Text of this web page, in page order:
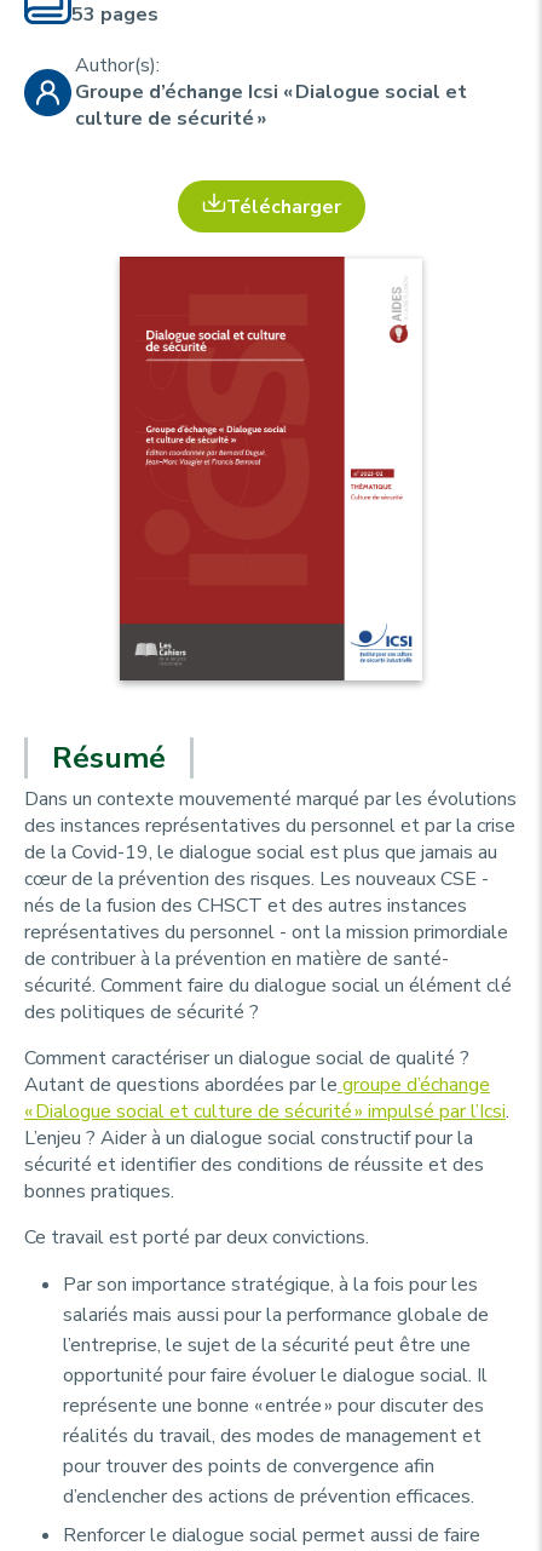
i
n
53 pages
Author(s):
Groupe d’échange Icsi « Dialogue social et
culture de sécurité »
Télécharger
Résumé
Dans un contexte mouvementé marqué par les évolutions
des instances représentatives du personnelet par la crise
de la Covid-19, le dialogue social est plus que jamais au
cœur de la prévention des risques. Les nouveaux CSE -
nés de la fusion des CHSCT et des autres instances
représentatives du personnel - ont la mission primordiale
de contribuer à la prévention en matière de santé-
sécurité. Comment faire du dialogue social un élément clé
des politiques de sécurité ?
Comment caractériser un dialogue social de qualité ?
Autant de questions abordées par le groupe d’échange
« Dialogue social et culture de sécurité » impulsé par l’Icsi.
L’enjeu ? Aider à un dialogue social constructif pour la
sécurité et identifier des conditions de réussite et des
bonnes pratiques.
Ce travail est porté par deux convictions.
Par son importance stratégique, à la fois pour les
salariés mais aussi pour la performance globale de
l’entreprise, le sujet de la sécurité peut être une
opportunité pour faire évoluer le dialogue social. Il
représente une bonne « entrée » pour discuter des
réalités du travail, des modes de management et
pour trouver des points de convergence afin
d’enclencher des actions de prévention efficaces.
Renforcer le dialogue social permet aussi de faire